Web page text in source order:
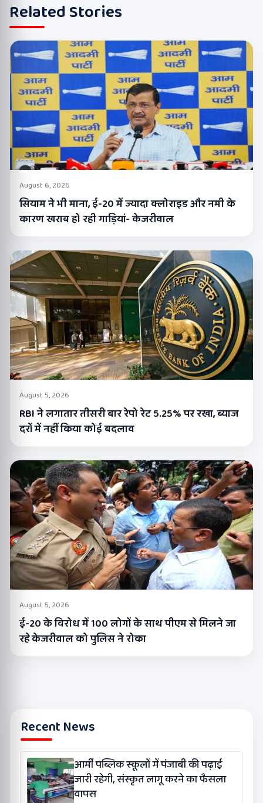
Related Stories
August 6, 2026
सियाम ने भी माना, ई-20 में ज्यादा क्लोराइड और नमी के
कारण खराब हो रही गाड़ियां- केजरीवाल
August 5, 2026
RBI ने लगातार तीसरी बार रेपो रेट 5.25% पर रखा, ब्याज
दरों में नहीं किया कोई बदलाव
August 5, 2026
ई-20 के विरोध में 100 लोगों के साथ पीएम से मिलने जा
रहे केजरीवाल को पुलिस ने रोका
Recent News
आर्मी पब्लिक स्कूलों में पंजाबी की पढ़ाई
जारी रहेगी, संस्कृत लागू करने का फैसला
वापस